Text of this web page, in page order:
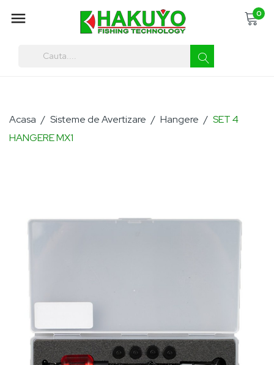
 0
Acasa Sisteme de Avertizare Hangere
SET 4
HANGERE MX1